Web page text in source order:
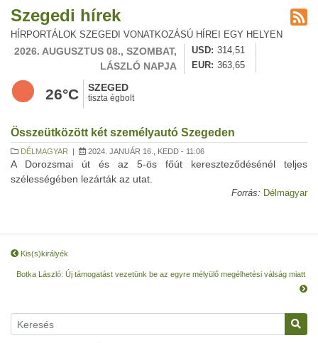
Szegedi hírek
HÍRPORTÁLOK SZEGEDI VONATKOZÁSÚ HÍREI EGY HELYEN
2026. AUGUSZTUS 08., SZOMBAT,
LÁSZLÓ NAPJA
USD
314,51
EUR
363,65
26°C SZEGED
tiszta égbolt
Összeütközött két személyautó Szegeden
DÉLMAGYAR | 2024. JANUÁR 16., KEDD - 11:06
A Dorozsmai út és az 5-ös főút kereszteződésénél teljes
szélességében lezárták az utat.
Forrás: Délmagyar
Kis(s)királyék
Botka László: Új támogatást vezetünk be az egyre mélyülő megélhetési válság miatt